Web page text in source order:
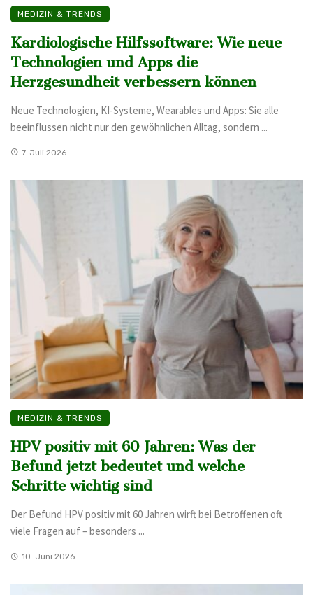
MEDIZIN & TRENDS
Kardiologische Hilfssoftware: Wie neue
Technologien und Apps die
Herzgesundheit verbessern können
Neue Technologien, KI-Systeme, Wearables und Apps: Sie alle
beeinflussen nicht nur den gewöhnlichen Alltag, sondern ...
7. Juli 2026
MEDIZIN & TRENDS
HPV positiv mit 60 Jahren: Was der
Befund jetzt bedeutet und welche
Schritte wichtig sind
Der Befund HPV positiv mit 60 Jahren wirft bei Betroffenen oft
viele Fragen auf – besonders ...
10. Juni 2026